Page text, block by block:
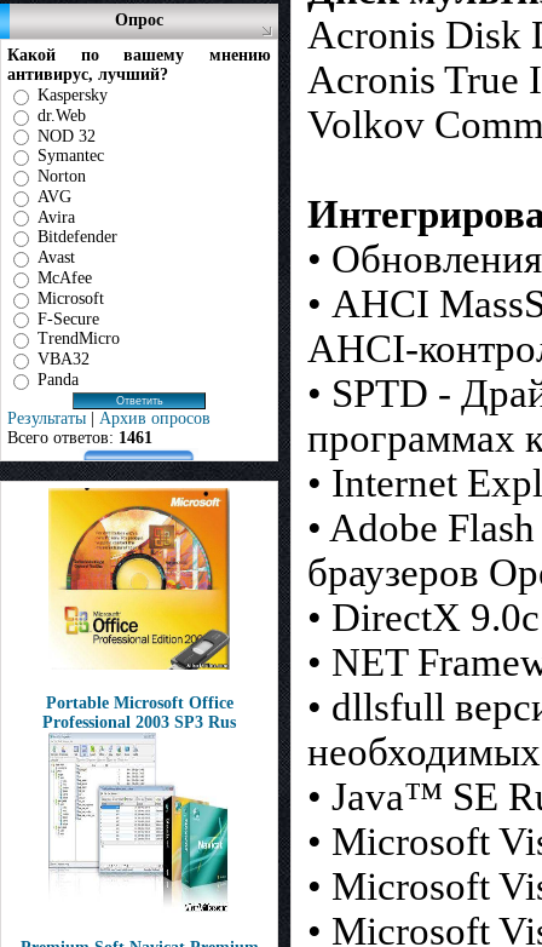
Опрос
Какой по вашему мнению
антивирус, лучший?
Kaspersky
dr.Web
NOD 32
Symantec
Norton
AVG
Avira
Bitdefender
Avast
McAfee
Microsoft
F-Secure
TrendMicro
VBA32
Panda
Результаты | Архив опросов
Всего ответов: 1461
Portable Microsoft Office
Professional 2003 SP3 Rus
Acronis Disk
Acronis True
Volkov
•
• AHCI
AHCI-
• SPTD -
программах
• Internet
• Adobe
браузеров
• DirectX
• NET
• dllsfull
• Java™ SE
• Microsoft
• Microsoft
• Microsoft